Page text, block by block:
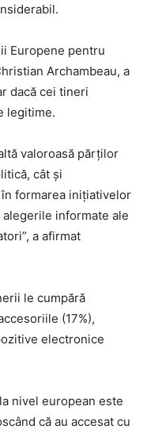
Europene pentru
Archambeau, a
dacă cei tineri
legitime.
valoroasă părţilor
cât şi
formarea iniţiativelor
informate ale
a afirmat
le cumpără
(17%),
electronice
nivel european este
că au accesat cu